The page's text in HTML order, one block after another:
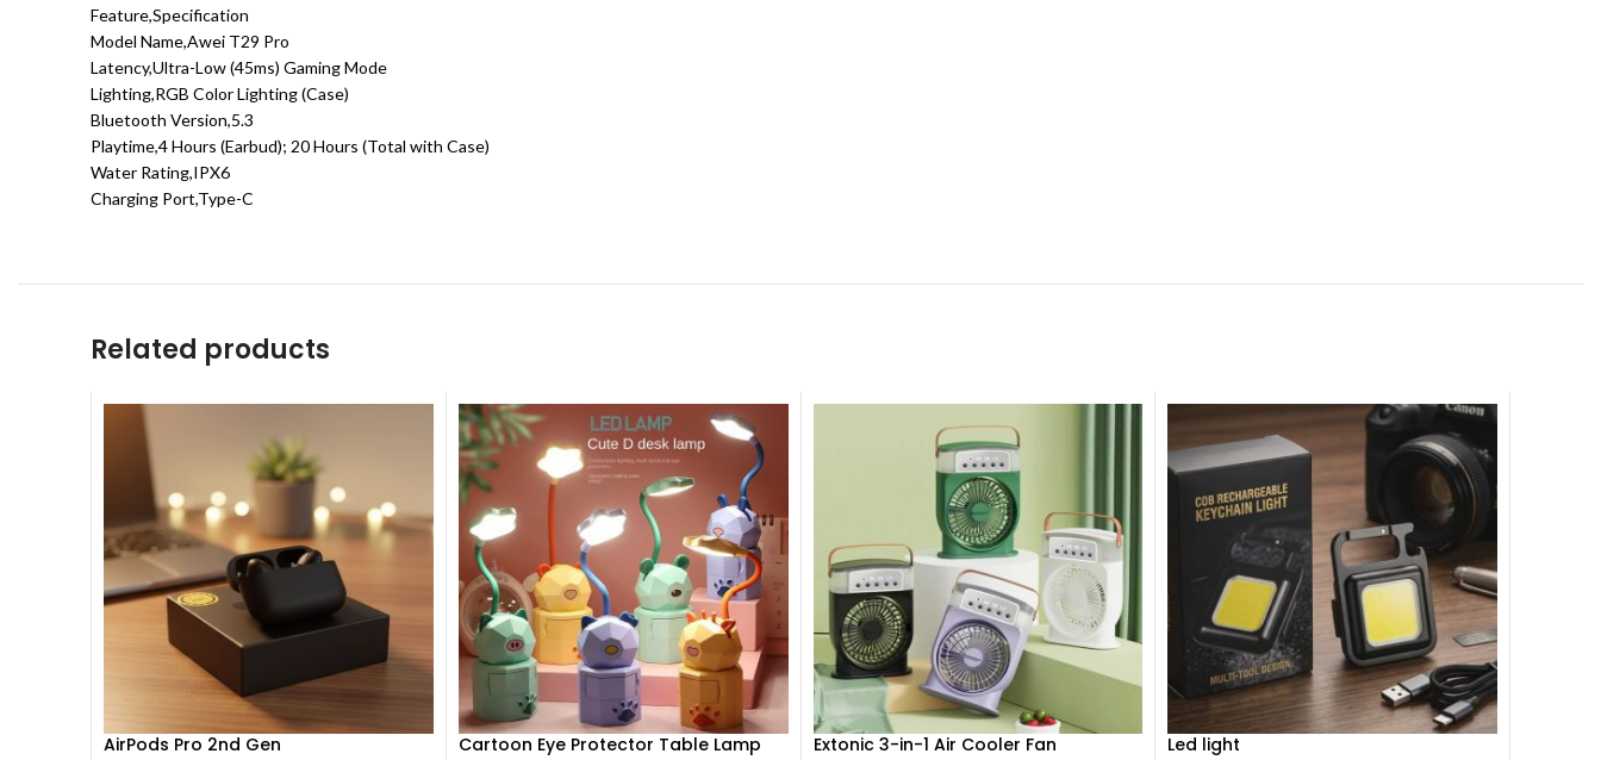
Feature,Specification
Model Name,Awei T29 Pro
Latency,Ultra-Low (45ms) Gaming Mode
Lighting,RGB Color Lighting (Case)
Bluetooth Version,5.3
Playtime,4 Hours (Earbud); 20 Hours (Total with Case)
Water Rating,IPX6
Charging Port,Type-C
Related products
AirPods Pro 2nd Gen Cartoon Eye Protector Table Lamp Extonic 3-in-1 Air Cooler Fan Led light